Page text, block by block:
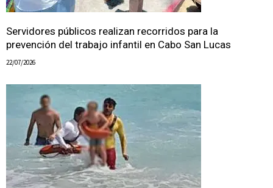
Servidores públicos realizan recorridos para la
prevención del trabajo infantil en Cabo San Lucas
22/07/2026